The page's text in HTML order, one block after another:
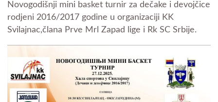
Novogodišnji mini basket turnir za dečake i devojčice
rodjeni 2016/2017 godine u organizaciji KK
Svilajnac,člana Prve Mrl Zapad lige i Rk SC Srbije.